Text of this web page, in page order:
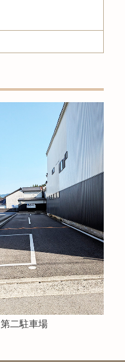
第二駐車場